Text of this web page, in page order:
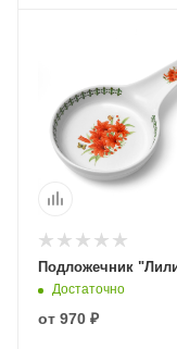
Подложечник
Достаточно
от 970 ₽